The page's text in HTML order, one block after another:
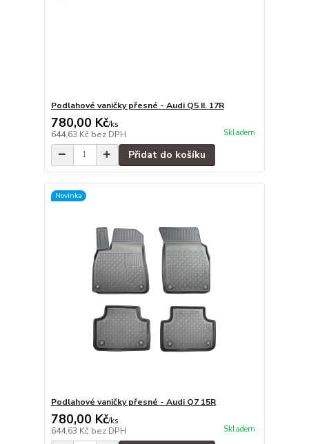
Podlahové vaničky přesné - Audi Q5 II. 17R
780,00 Kč/ks
644,63 Kč bez DPH Skladem
Přidat do košíku
Novinka
Podlahové vaničky přesné - Audi Q7 15R
780,00 Kč/ks
644,63 Kč bez DPH Skladem